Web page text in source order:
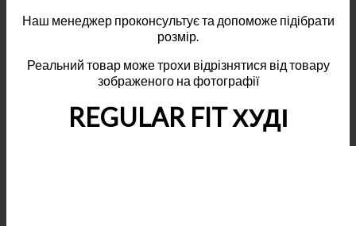
Наш менеджер проконсультує та допоможе підібрати
розмір.
Реальний товар може трохи відрізнятися від товару
зображеного на фотографії
REGULAR FIT ХУДІ